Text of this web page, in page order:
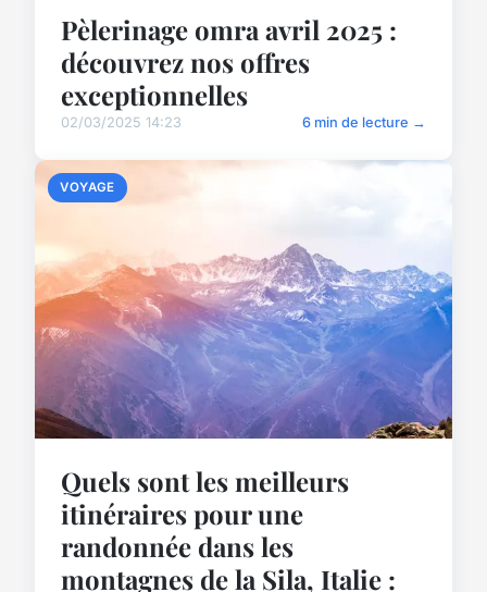
Pèlerinage omra avril 2025 :
découvrez nos offres
exceptionnelles
02/03/2025 14:23 6 min de lecture →
VOYAGE
Quels sont les meilleurs
itinéraires pour une
randonnée dans les
montagnes de la Sila, Italie :